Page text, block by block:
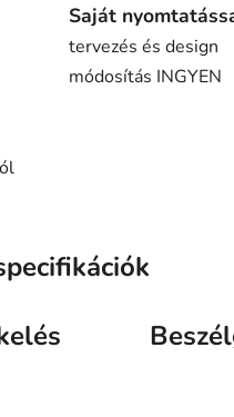
Saját
tervezés és design
módosítás INGYEN